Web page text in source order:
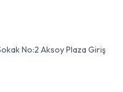
No:2 Aksoy Plaza Giriş